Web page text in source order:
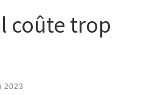
coûte trop
2023